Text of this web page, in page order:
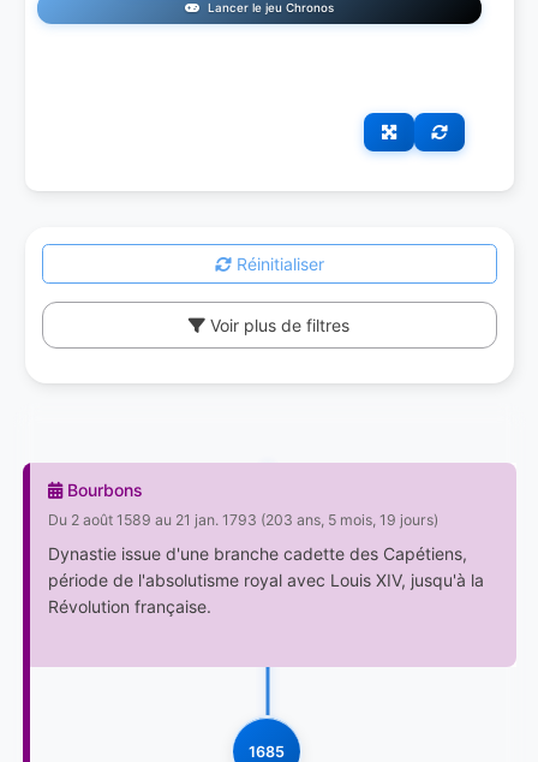
Lancer le jeu Chronos
Réinitialiser
Voir plus de filtres
Bourbons
Du 2 août 1589 au 21 jan. 1793 (203 ans, 5 mois, 19 jours)
Dynastie issue d'une branche cadette des Capétiens,
période de l'absolutisme royal avec Louis XIV, jusqu'à la
Révolution française.
1685